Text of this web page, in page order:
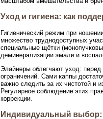
Уход и гигиена: как
Гигиенический режим при
множество труднодоступных
специальные щётки
деминерализации эмали и
Элайнеры облегчают уход: перед
ограничений. Сами каппы
важно следить за их чистотой и
Регулярное соблюдение этих
коррекции.
Индивидуальный выбор: